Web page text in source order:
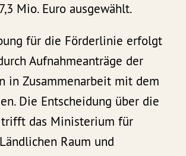
Mio. Euro ausgewählt.
für die Förderlinie erfolgt
Aufnahmeanträge der
in Zusammenarbeit mit dem
Die Entscheidung über die
trifft das Ministerium für
Raum und